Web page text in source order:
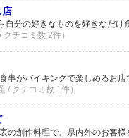
店
自分の好きなものを好きなだけ
チコミ数 2件）
事がバイキングで楽しめるお店
/ クチコミ数 1件）
の創作料理で、県内外のお客様